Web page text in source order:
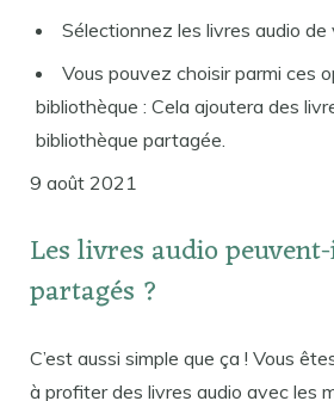
Sélectionnez les livres audio de
Vous pouvez choisir parmi ces
bibliothèque : Cela ajoutera des
bibliothèque partagée.
9 août 2021
Les livres audio
partagés ?
C’est aussi simple que ça ! Vous
à profiter des livres audio avec les